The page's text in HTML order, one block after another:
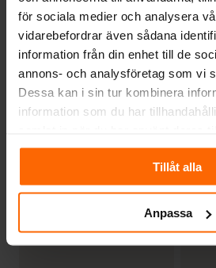
för sociala medier och analysera
vidarebefordrar även sådana
information från din enhet till de
annons- och analysföretag som vi
Dessa kan i sin tur kombinera
information som du har
Tillåt alla
Anpassa
KRATKI
Kratki Utemiljö
Triangle
Det
ursprungliga
priset
var:
1
1 430 kr
Det
nuvarande
priset
är:
1
2
Det
var:
2
890
2
Det
är:
2
310
20%